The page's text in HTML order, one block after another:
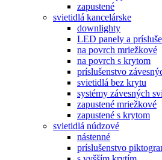
zapustené
svietidlá kancelárske
downlighty
LED panely a
na povrch mriežkové
na povrch s krytom
príslušenstvo
svietidlá bez krytu
systémy závesných
zapustené mriežkové
zapustené s krytom
svietidlá núdzové
nástenné
príslušenstvo